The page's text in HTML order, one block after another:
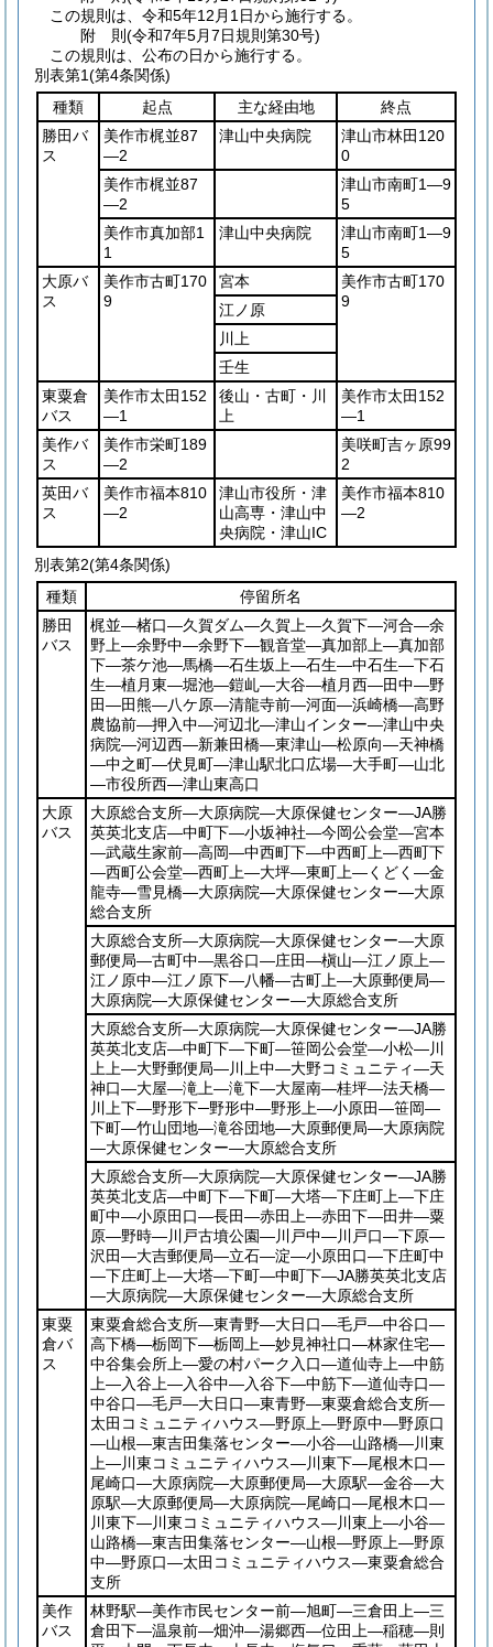
この規則は、令和5年12月1日から施行する。
附 則(令和7年5月7日規則第30号)
この規則は、公布の日から施行する。
別表第1(第4条関係)
種類
起点 主な経由地
終点
勝田バ
ス
美作市梶並87
―2
津山中央病院
津山市林田120
0
美作市梶並87
―2
津山市南町1―9
5
美作市真加部1
1
津山中央病院
津山市南町1―9
5
大原バ
ス
美作市古町170
9
宮本
美作市古町170
9
江ノ原
川上
壬生
東粟倉
バス
美作市太田152
―1
後山・古町・川
上
美作市太田152
―1
美作バ
ス
美作市栄町189
―2
美咲町吉ヶ原99
2
英田バ
ス
美作市福本810
―2
津山市役所・津
山高専・津山中
央病院・津山IC
美作市福本810
―2
別表第2(第4条関係)
種類
停留所名
勝田
バス
梶並―楮口―久賀ダム―久賀上―久賀下―河合―余
野上―余野中―余野下―観音堂―真加部上―真加部
下―茶ケ池―馬橋―石生坂上―石生―中石生―下石
生―植月東―堀池―鎧乢―大谷―植月西―田中―野
田―田熊―八ケ原―清龍寺前―河面―浜崎橋―高野
農協前―押入中―河辺北―津山インター―津山中央
病院―河辺西―新兼田橋―東津山―松原向―天神橋
―中之町―伏見町―津山駅北口広場―大手町―山北
―市役所西―津山東高口
大原
バス
大原総合支所―大原病院―大原保健センター―JA勝
英英北支店―中町下―小坂神社―今岡公会堂―宮本
―武蔵生家前―高岡―中西町下―中西町上―西町下
―西町公会堂―西町上―大坪―東町上―くどく―金
龍寺―雪見橋―大原病院―大原保健センター―大原
総合支所
大原総合支所―大原病院―大原保健センター―大原
郵便局―古町中―黒谷口―庄田―槇山―江ノ原上―
江ノ原中―江ノ原下―八幡―古町上―大原郵便局―
大原病院―大原保健センター―大原総合支所
大原総合支所―大原病院―大原保健センター―JA勝
英英北支店―中町下―下町―笹岡公会堂―小松―川
上上―大野郵便局―川上中―大野コミュニティ―天
神口―大屋―滝上―滝下―大屋南―桂坪―法天橋―
川上下―野形下─野形中―野形上―小原田―笹岡―
下町―竹山団地―滝谷団地―大原郵便局―大原病院
―大原保健センター―大原総合支所
大原総合支所―大原病院―大原保健センター―JA勝
英英北支店―中町下―下町―大塔―下庄町上―下庄
町中―小原田口―長田―赤田上―赤田下―田井―粟
原―野時―川戸古墳公園―川戸中―川戸口―下原―
沢田―大吉郵便局―立石―淀―小原田口―下庄町中
―下庄町上―大塔―下町―中町下―JA勝英英北支店
―大原病院―大原保健センター―大原総合支所
東粟
倉バ
ス
東粟倉総合支所―東青野―大日口―毛戸―中谷口―
高下橋―栃岡下―栃岡上―妙見神社口―林家住宅―
中谷集会所上―愛の村パーク入口―道仙寺上―中筋
上―入谷上―入谷中―入谷下―中筋下―道仙寺口―
中谷口―毛戸―大日口―東青野―東粟倉総合支所―
太田コミュニティハウス―野原上―野原中―野原口
―山根―東吉田集落センター―小谷―山路橋―川東
上―川東コミュニティハウス―川東下―尾根木口―
尾崎口―大原病院―大原郵便局―大原駅―金谷―大
原駅―大原郵便局―大原病院―尾崎口―尾根木口―
川東下―川東コミュニティハウス―川東上―小谷―
山路橋―東吉田集落センター―山根―野原上―野原
中―野原口―太田コミュニティハウス―東粟倉総合
支所
美作
バス
林野駅―美作市民センター前―旭町―三倉田上―三
倉田下―温泉前―畑沖―湯郷西―位田上―稲穂―則